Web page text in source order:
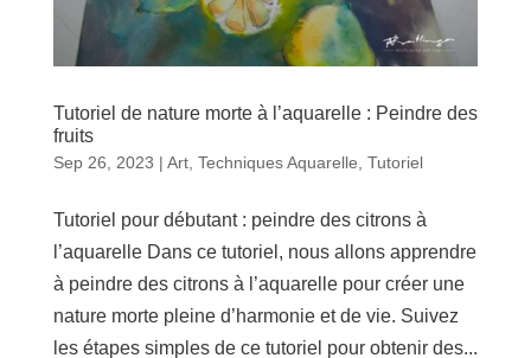
Tutoriel de nature morte à l’aquarelle : Peindre des
fruits
Sep 26, 2023 | Art, Techniques Aquarelle, Tutoriel
Tutoriel pour débutant : peindre des citrons à
l’aquarelle Dans ce tutoriel, nous allons apprendre
à peindre des citrons à l’aquarelle pour créer une
nature morte pleine d’harmonie et de vie. Suivez
les étapes simples de ce tutoriel pour obtenir des...